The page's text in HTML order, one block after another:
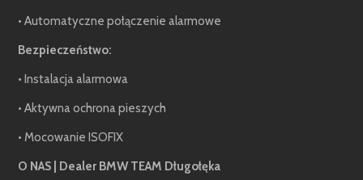
• Automatyczne połączenie alarmowe
Bezpieczeństwo:
• Instalacja alarmowa
• Aktywna ochrona pieszych
• Mocowanie ISOFIX
O NAS | Dealer BMW TEAM Długołęka